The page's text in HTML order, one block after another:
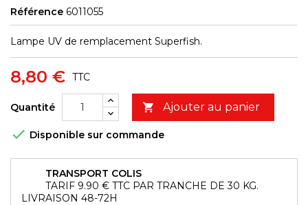
Référence 6011055
Lampe UV de remplacement Superfish.
8,80 € TTC
Quantité  Ajouter au panier
 Disponible sur commande
TRANSPORT COLIS
TARIF 9.90 € TTC PAR TRANCHE DE 30 KG.
LIVRAISON 48-72H